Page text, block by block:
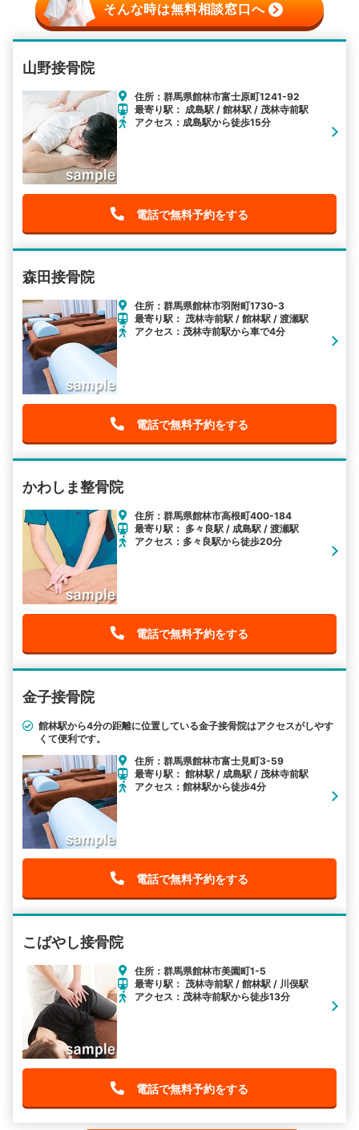
そんな時は無料相談窓口へ
山野接骨院
住所：群馬県館林市富士原町1241-92
最寄り駅： 成島駅 / 館林駅 / 茂林寺前駅
アクセス：成島駅から徒歩15分
電話で無料予約をする
森田接骨院
住所：群馬県館林市羽附町1730-3
最寄り駅： 茂林寺前駅 / 館林駅 / 渡瀬駅
アクセス：茂林寺前駅から車で4分
電話で無料予約をする
かわしま整骨院
住所：群馬県館林市高根町400-184
最寄り駅： 多々良駅 / 成島駅 / 渡瀬駅
アクセス：多々良駅から徒歩20分
電話で無料予約をする
金子接骨院
館林駅から4分の距離に位置している金子接骨院はアクセスがしやす
くて便利です。
住所：群馬県館林市富士見町3-59
最寄り駅： 館林駅 / 成島駅 / 茂林寺前駅
アクセス：館林駅から徒歩4分
電話で無料予約をする
こばやし接骨院
住所：群馬県館林市美園町1-5
最寄り駅： 茂林寺前駅 / 館林駅 / 川俣駅
アクセス：茂林寺前駅から徒歩13分
電話で無料予約をする